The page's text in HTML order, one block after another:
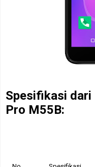
Spesifikasi dari
Pro M55B: